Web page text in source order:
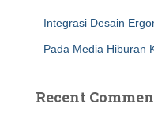
Integrasi Desain
Pada Media Hiburan
Recent